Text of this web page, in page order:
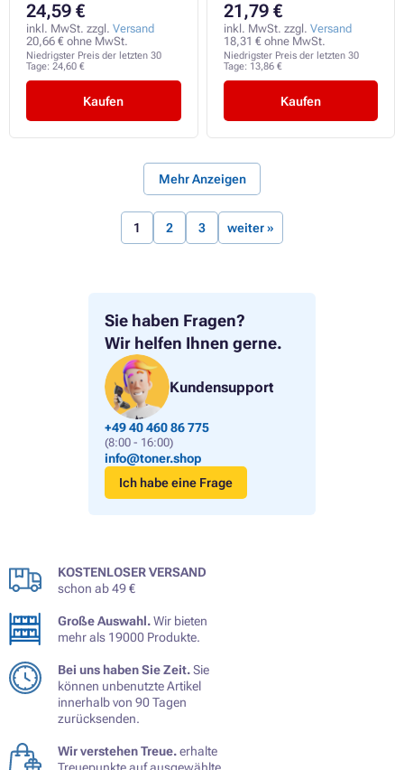
Sie haben Fragen?
Wir helfen Ihnen gerne.
Kundensupport
+49 40 460 86 775
(8:00 - 16:00)
info@toner.shop
Ich habe eine Frage
72 Stück
24,59 €
inkl. MwSt. zzgl. Versand
20,66 € ohne MwSt.
Niedrigster Preis der letzten 30
Tage: 24,60 €
Kaufen
21,79 €
inkl. MwSt. zzgl. Versand
18,31 € ohne MwSt.
Niedrigster Preis der letzten 30
Tage: 13,86 €
Kaufen
Mehr Anzeigen
1 2 3 weiter »
KOSTENLOSER VERSAND
schon ab 49 €
Große Auswahl.Wir bieten
mehr als 19000 Produkte.
Bei uns haben Sie Zeit.Sie
können unbenutzte Artikel
innerhalb von 90 Tagen
zurücksenden.
Wir verstehen Treue.erhalte